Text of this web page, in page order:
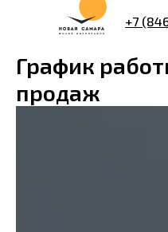
+7
График
продаж